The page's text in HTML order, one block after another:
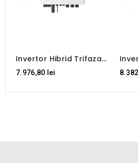
Invertor Hibrid Trifazat
Solis 12 KW HV - S6-
EH3P12K-H
7.976,80 lei